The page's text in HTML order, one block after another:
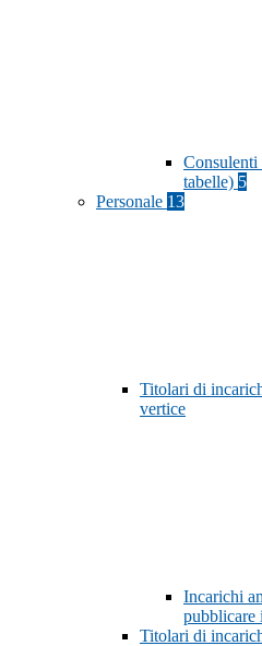
Consulenti
tabelle) 5
Personale 13
Titolari di
vertice
Incarichi
pubblicare
Titolari di